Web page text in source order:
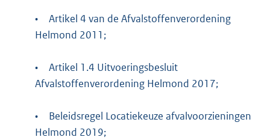
•
Artikel 4 van de Afvalstoffenverordening
Helmond 2011;
•
Artikel 1.4 Uitvoeringsbesluit
Afvalstoffenverordening Helmond 2017;
•
Beleidsregel Locatiekeuze afvalvoorzieningen
Helmond 2019;